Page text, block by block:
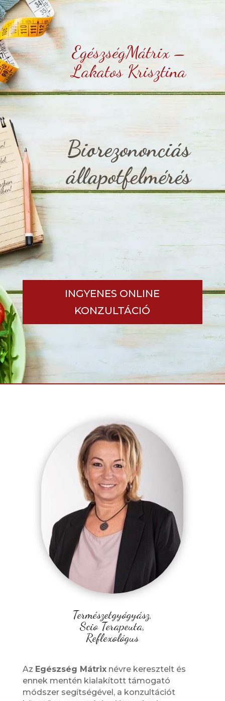
EgészségMátrix –
Lakatos Krisztina
Biorezononciás
állapotfelmérés
INGYENES ONLINE
KONZULTÁCIÓ
Természetgyógyász,
Scio Terapeuta,
Reflexológus
Az Egészség Mátrixnévre keresztelt és
ennek mentén kialakított támogató
módszer segítségével, a konzultációt